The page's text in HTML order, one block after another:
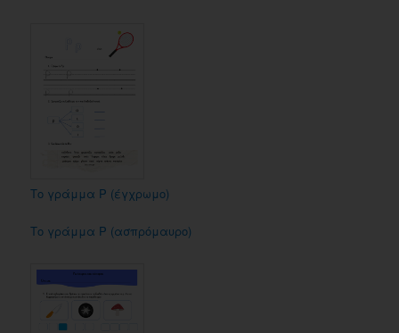
Το γράμμα Ρ (έγχρωμο)
Το γράμμα Ρ (ασπρόμαυρο)